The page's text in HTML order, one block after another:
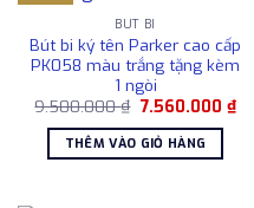
BÚT BI
Bút bi ký tên Parker cao cấp
PK058 màu trắng tặng kèm
1 ngòi
9.500.000₫ Giá
là:
9.500.000 ₫.
7.560.000 ₫Giá
THÊM VÀO GIỎ HÀNG